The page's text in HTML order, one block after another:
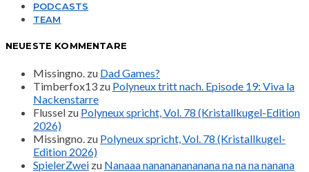
PODCASTS
TEAM
NEUESTE KOMMENTARE
Missingno. zu Dad Games?
Timberfox13 zu Polyneux tritt nach. Episode 19: Viva la
Nackenstarre
Flussel zu Polyneux spricht, Vol. 78 (Kristallkugel-Edition
2026)
Missingno. zu Polyneux spricht, Vol. 78 (Kristallkugel-
Edition 2026)
SpielerZwei zu Nanaaa nanananananana na na na nanana